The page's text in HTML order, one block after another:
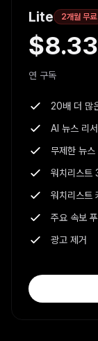
Lite 2개월 무료
$8.33
연 구독
20배 더 많
AI 뉴스 리서
무제한 뉴스
워치리스트
워치리스트
주요 속보
광고 제거